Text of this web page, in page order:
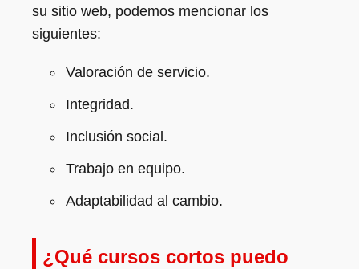
su sitio web, podemos mencionar los
siguientes:
Valoración de servicio.
Integridad.
Inclusión social.
Trabajo en equipo.
Adaptabilidad al cambio.
¿Qué cursos cortos puedo